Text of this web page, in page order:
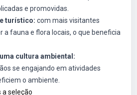
e promovidas.
turístico: com mais visitantes
a fauna e flora locais, o que beneficia
cultura ambiental:
se engajando em atividades
o ambiente.
a seleção